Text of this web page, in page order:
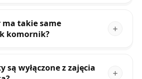
takie same
komornik?
są wyłączone z zajęcia